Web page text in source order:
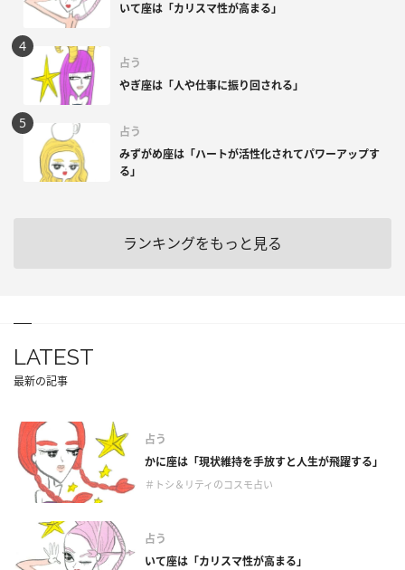
いて座は「カリスマ性が高まる」
占う
やぎ座は「人や仕事に振り回される」
占う
みずがめ座は「ハートが活性化されてパワーアップす
る」
ランキングをもっと見る
LATEST
最新の記事
占う
かに座は「現状維持を手放すと人生が飛躍する」
＃トシ＆リティのコスモ占い
占う
いて座は「カリスマ性が高まる」